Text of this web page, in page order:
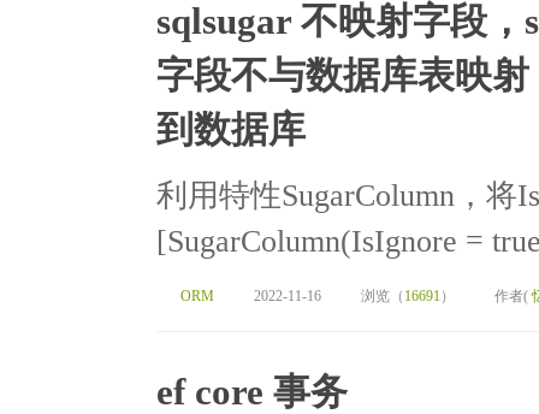
sqlsugar 不映射字段
字段不与数据库表映
到数据库
利用特性SugarColumn，将
[SugarColumn(IsIgnore =
ORM 2022-11-16 浏览（ 16691） 作者(
ef core 事务